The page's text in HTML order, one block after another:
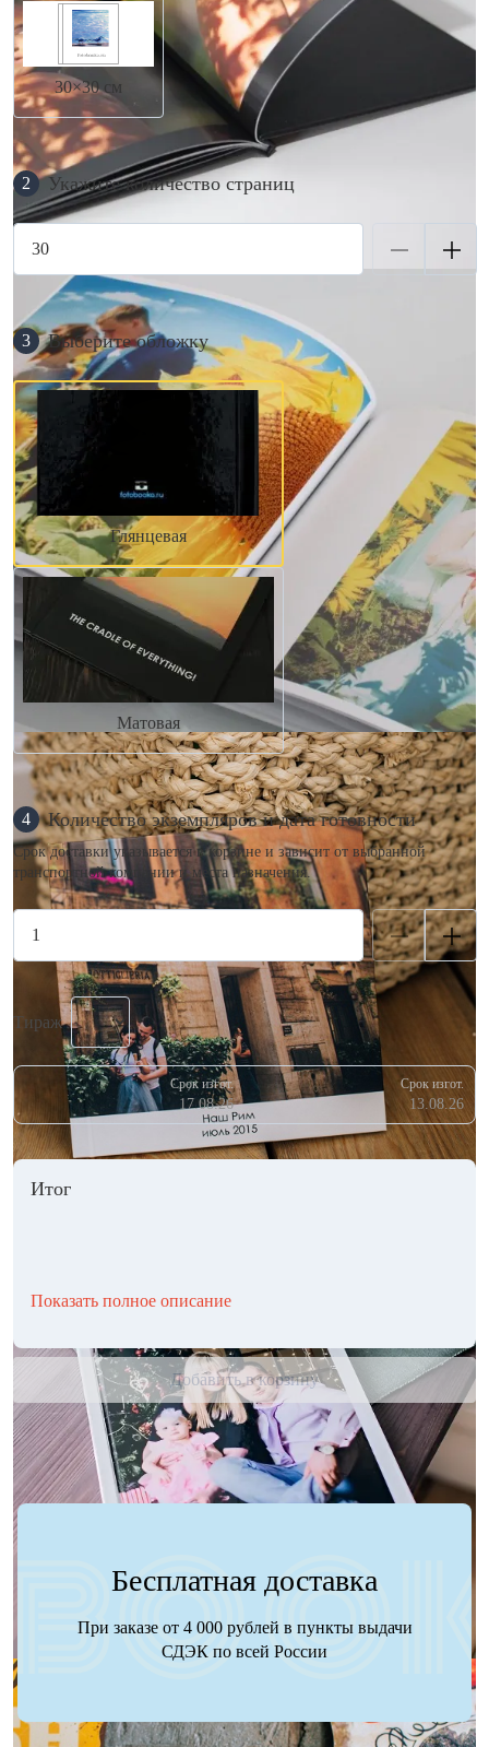
30×30 см
2 Укажите количество страниц
3 Выберите обложку
Глянцевая
Матовая
4 Количество экземпляров и дата готовности
Срок доставки указывается в корзине и зависит от выбранной
транспортной компании и места назначения.
Тираж
Срок изгот.
17.08.26
Срок изгот.
13.08.26
Итог
Показать полное описание
Добавить в корзину
Бесплатная доставка
При заказе от 4 000 рублей в пункты выдачи
СДЭК по всей России